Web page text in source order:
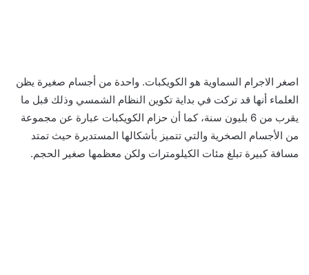
اصغر الاجرام السماوية هو الكويكبات. واحدة من أجسام صغيرة يظن
العلماء أنها قد تركت في بداية تكوين النظام الشمسي وذلك قبل ما
يقرب من 6 بليون سنة، كما أن حزام الكويكبات عبارة عن مجموعة
من الأجسام الصخرية والتي تتميز بأشكالها المستديرة حيث تمتد
مسافة كبيرة تبلغ مئات الكيلومترات ولكن معظمها صغير الحجم.